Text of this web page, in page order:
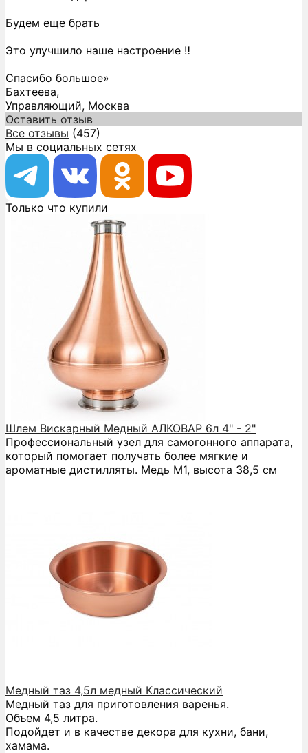
Будем еще брать
Это улучшило наше настроение ‼️
Спасибо большое»
Бахтеева,
Управляющий, Москва
Оставить отзыв
Все отзывы (457)
Мы в социальных сетях
Только что купили
Шлем Вискарный Медный АЛКОВАР 6л 4" - 2"
Профессиональный узел для самогонного аппарата,
который помогает получать более мягкие и
ароматные дистилляты. Медь М1, высота 38,5 см
Медный таз 4,5л медный Классический
Медный таз для приготовления варенья.
Объем 4,5 литра.
Подойдет и в качестве декора для кухни, бани,
хамама.